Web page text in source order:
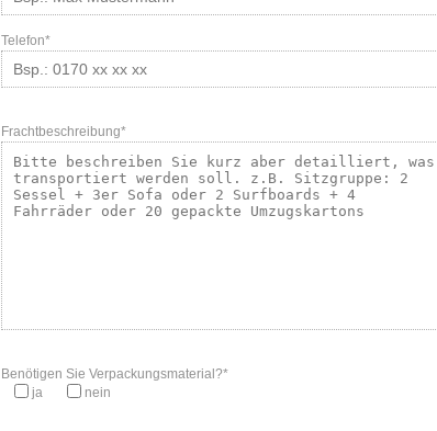
Telefon*
Frachtbeschreibung*
Benötigen Sie Verpackungsmaterial?*
ja
nein